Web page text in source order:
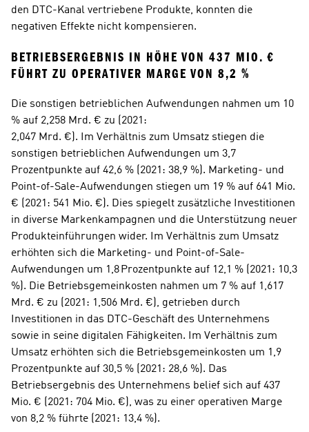
den DTC-Kanal vertriebene Produkte, konnten die
negativen Effekte nicht kompensieren.
BETRIEBSERGEBNIS IN HÖHE VON 437 MIO. €
FÜHRT ZU OPERATIVER MARGE VON 8,2 %
Die sonstigen betrieblichen Aufwendungen nahmen um 10
% auf 2,258 Mrd. € zu (2021:
2,047 Mrd. €). Im Verhältnis zum Umsatz stiegen die
sonstigen betrieblichen Aufwendungen um 3,7
Prozentpunkte auf 42,6 % (2021: 38,9 %). Marketing- und
Point-of-Sale-Aufwendungen stiegen um 19 % auf 641 Mio.
€ (2021: 541 Mio. €). Dies spiegelt zusätzliche Investitionen
in diverse Markenkampagnen und die Unterstützung neuer
Produkteinführungen wider. Im Verhältnis zum Umsatz
erhöhten sich die Marketing- und Point-of-Sale-
Aufwendungen um 1,8 Prozentpunkte auf 12,1 % (2021: 10,3
%). Die Betriebsgemeinkosten nahmen um 7 % auf 1,617
Mrd. € zu (2021: 1,506 Mrd. €), getrieben durch
Investitionen in das DTC-Geschäft des Unternehmens
sowie in seine digitalen Fähigkeiten. Im Verhältnis zum
Umsatz erhöhten sich die Betriebsgemeinkosten um 1,9
Prozentpunkte auf 30,5 % (2021: 28,6 %). Das
Betriebsergebnis des Unternehmens belief sich auf 437
Mio. € (2021: 704 Mio. €), was zu einer operativen Marge
von 8,2 % führte (2021: 13,4 %).